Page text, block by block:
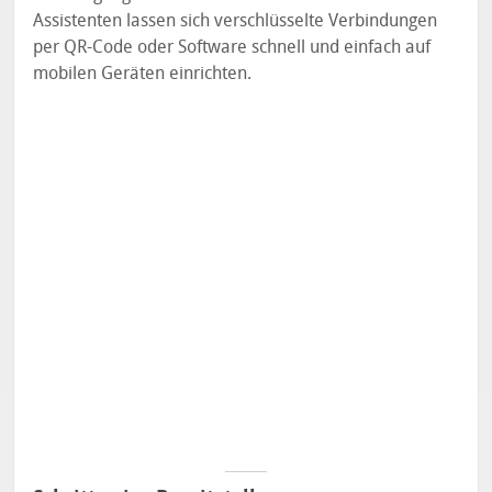
Assistenten lassen sich verschlüsselte Verbindungen
per QR-Code oder Software schnell und einfach auf
mobilen Geräten einrichten.